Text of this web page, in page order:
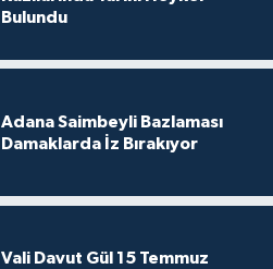
Bulundu
Adana Saimbeyli Bazlaması
Damaklarda İz Bırakıyor
Vali Davut Gül 15 Temmuz